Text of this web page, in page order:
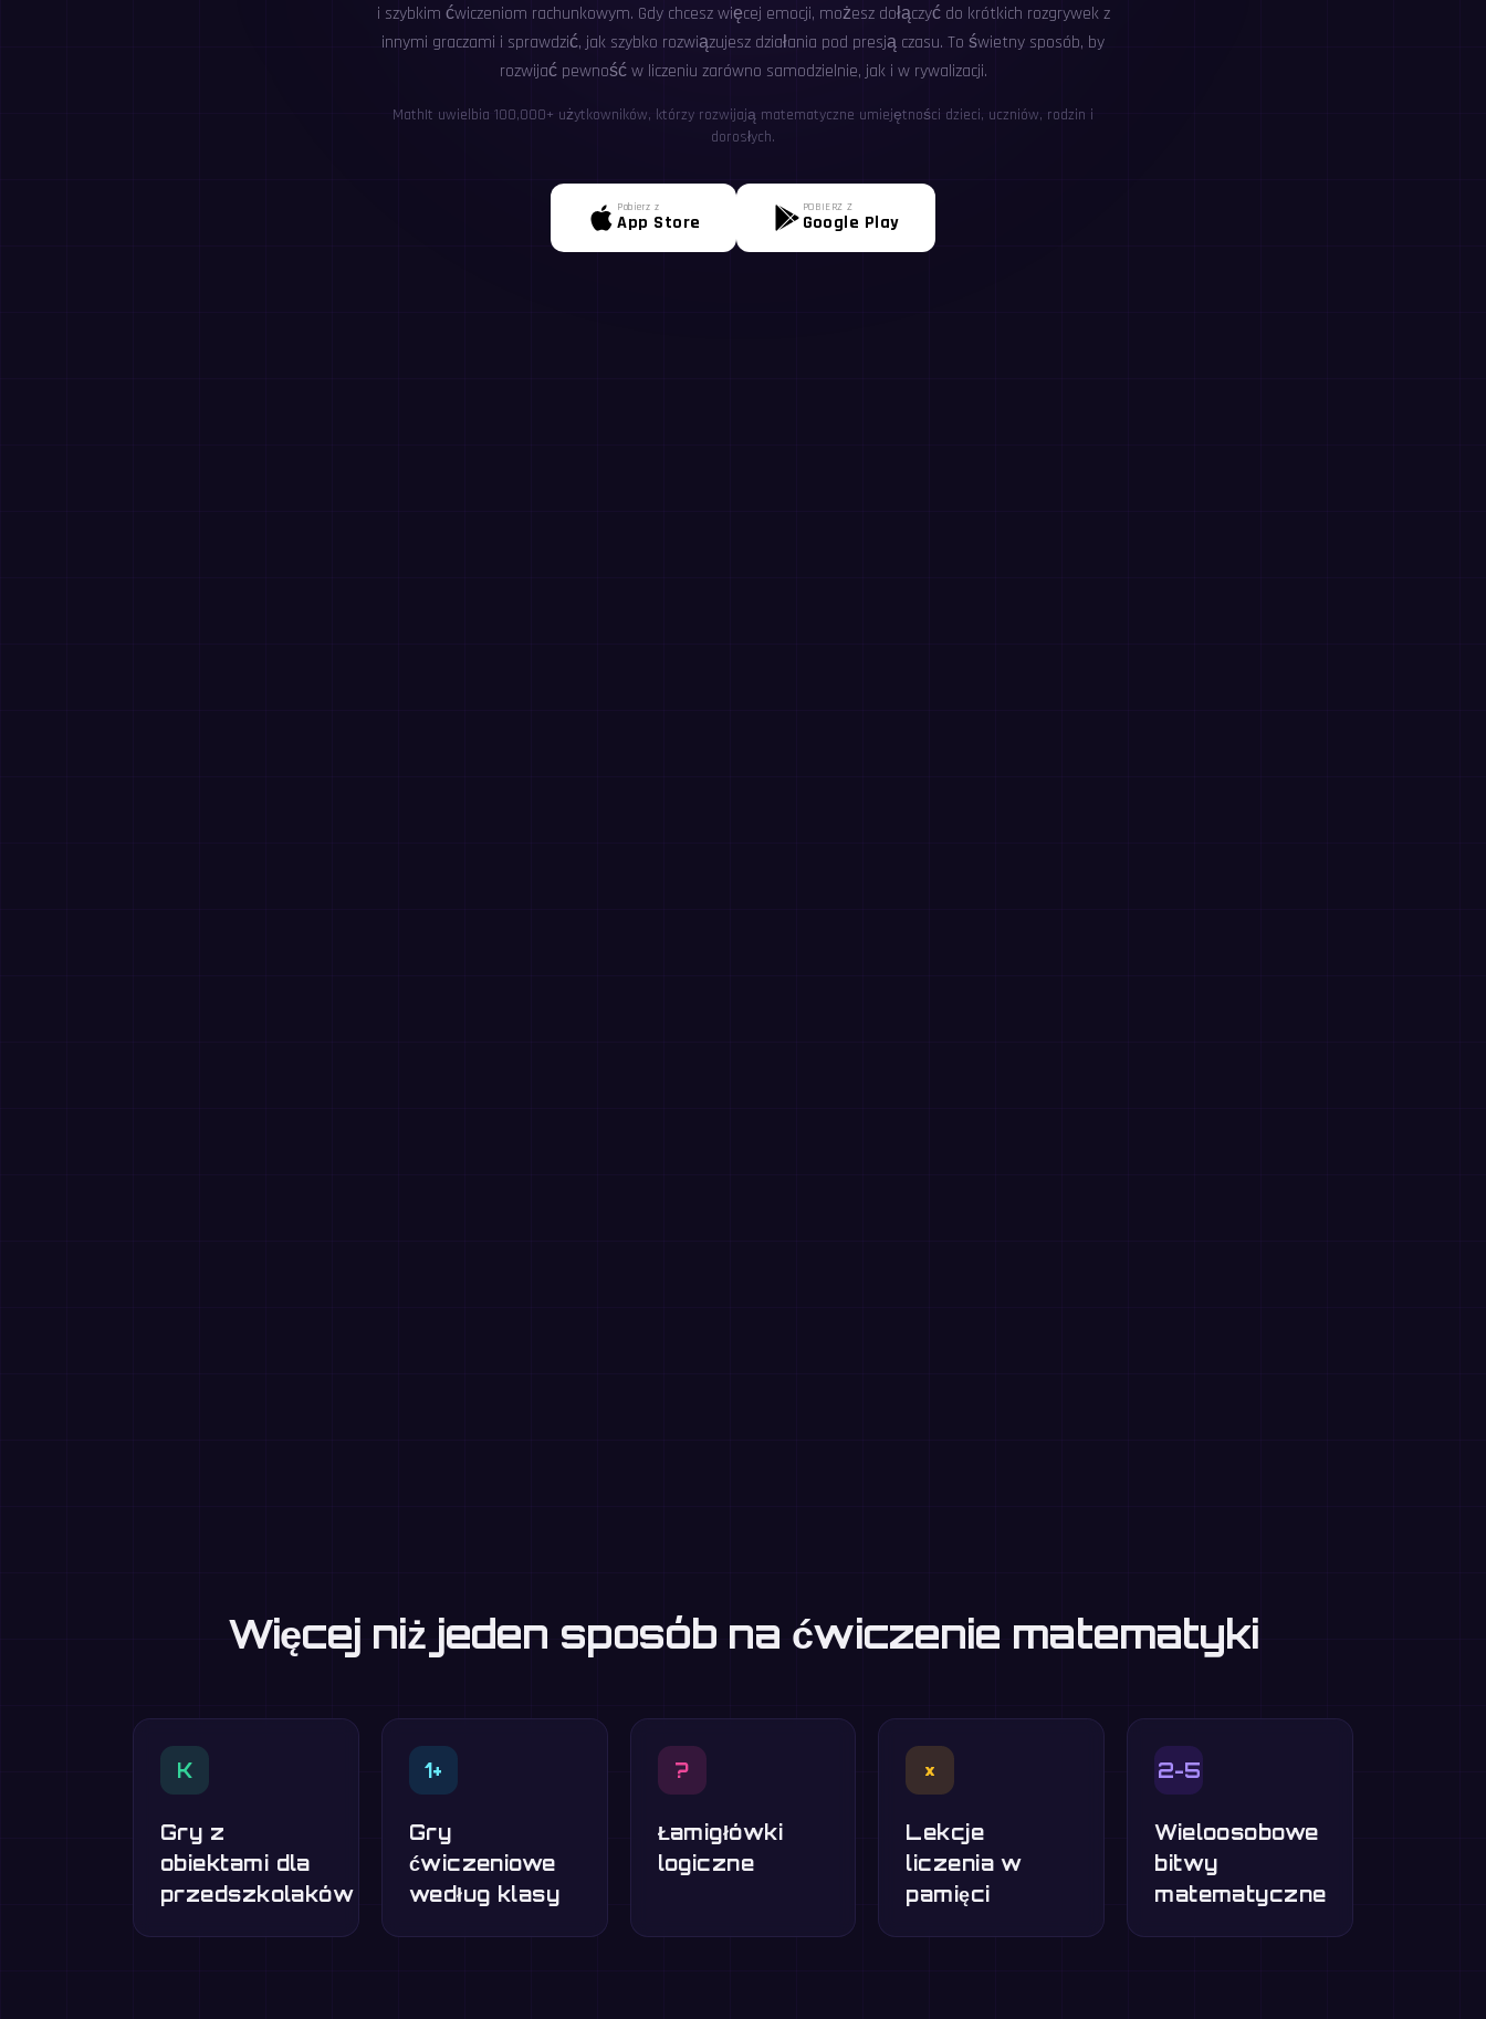
i szybkim ćwiczeniom rachunkowym. Gdy chcesz więcej emocji, możesz dołączyć do krótkich rozgrywek z
innymi graczami i sprawdzić, jak szybko rozwiązujesz działania pod presją czasu. To świetny sposób, by
rozwijać pewność w liczeniu zarówno samodzielnie, jak i w rywalizacji.
MathIt uwielbia 100,000+ użytkowników, którzy rozwijają matematyczne umiejętności dzieci, uczniów, rodzin i
dorosłych.
Pobierz z
App Store
POBIERZ Z
Google Play
Więcej niż jeden sposób na ćwiczenie matematyki
K
Gry z
obiektami dla
przedszkolaków
1+
Gry
ćwiczeniowe
według klasy
?
Łamigłówki
logiczne
×
Lekcje
liczenia w
pamięci
2-5
Wieloosobowe
bitwy
matematyczne